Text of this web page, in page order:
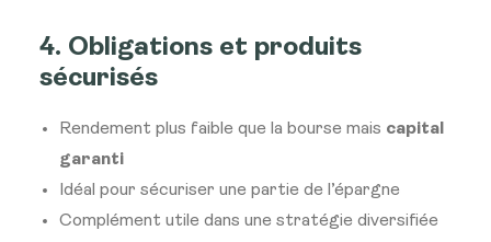
4. Obligations et produits
sécurisés
Rendement plus faible que la bourse mais capital
garanti
Idéal pour sécuriser une partie de l’épargne
Complément utile dans une stratégie diversifiée